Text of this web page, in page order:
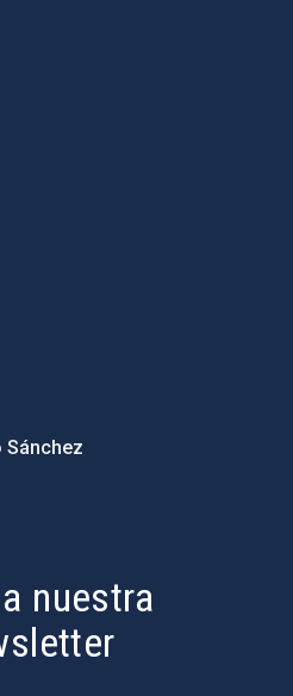
Sánchez
nuestra